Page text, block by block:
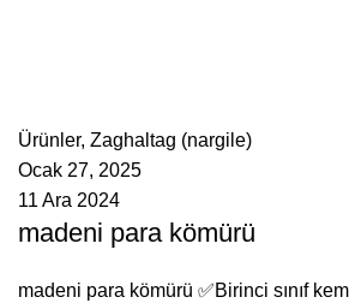
Ürünler, Zaghaltag (nargile)
Ocak 27, 2025
11 Ara 2024
madeni para kömürü
madeni para kömürü ✅Birinci sınıf